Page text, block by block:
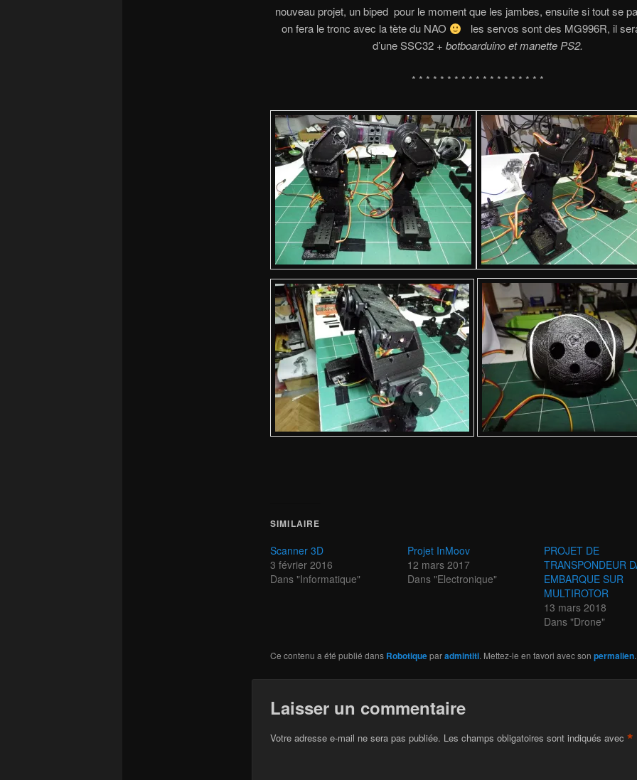
nouveau projet, un biped pour le moment que les jambes, ensuite si tout se
on fera le tronc avec la tète du NAO
les servos sont des MG996R, il
d’une SSC32 + botboarduino et manette PS2.
* * * * * * * * * * * * * * * * * * *
SIMILAIRE
Scanner 3D
3 février 2016
Dans "Informatique"
Projet InMoov
12 mars 2017
Dans "Electronique"
PROJET DE
TRANSPONDEUR
EMBARQUE SUR
MULTIROTOR
13 mars 2018
Dans "Drone"
Ce contenu a été publié dans Robotiqueparadmintiti. Mettez-le en favori avec son permalien.
Laisser un commentaire
Votre adresse e-mail ne sera pas publiée. Les champs obligatoires sont indiqués avec *